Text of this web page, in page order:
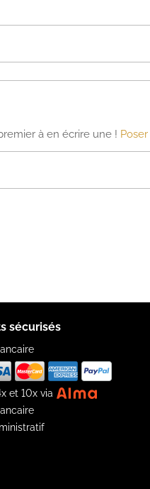
à en écrire une !
sécurisés
et 10x via